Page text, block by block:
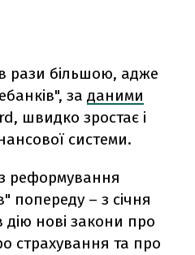
рази більшою, адже
за даними
швидко зростає і
системи.
реформування
попереду – з січня
дію нові закони про
страхування та про